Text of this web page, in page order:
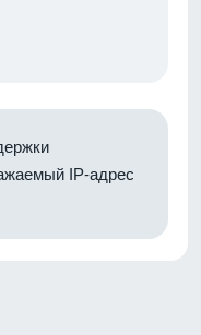
IP-адрес